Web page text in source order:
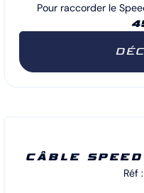
Pour raccorder le
CÂBLE
Réf